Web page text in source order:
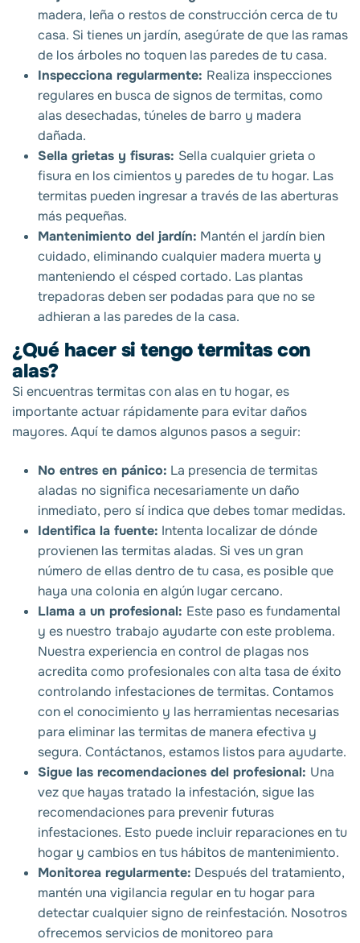
madera, leña o restos de construcción cerca de tu
casa. Si tienes un jardín, asegúrate de que las ramas
de los árboles no toquen las paredes de tu casa.
Inspecciona regularmente: Realiza inspecciones
regulares en busca de signos de termitas, como
alas desechadas, túneles de barro y madera
dañada.
Sella grietas y fisuras: Sella cualquier grieta o
fisura en los cimientos y paredes de tu hogar. Las
termitas pueden ingresar a través de las aberturas
más pequeñas.
Mantenimiento del jardín: Mantén el jardín bien
cuidado, eliminando cualquier madera muerta y
manteniendo el césped cortado. Las plantas
trepadoras deben ser podadas para que no se
adhieran a las paredes de la casa.
¿Qué hacer si tengo termitas con
alas?
Si encuentras termitas con alas en tu hogar, es
importante actuar rápidamente para evitar daños
mayores. Aquí te damos algunos pasos a seguir:
No entres en pánico: La presencia de termitas
aladas no significa necesariamente un daño
inmediato, pero sí indica que debes tomar medidas.
Identifica la fuente: Intenta localizar de dónde
provienen las termitas aladas. Si ves un gran
número de ellas dentro de tu casa, es posible que
haya una colonia en algún lugar cercano.
Llama a un profesional: Este paso es fundamental
y es nuestro trabajo ayudarte con este problema.
Nuestra experiencia en control de plagas nos
acredita como profesionales con alta tasa de éxito
controlando infestaciones de termitas. Contamos
con el conocimiento y las herramientas necesarias
para eliminar las termitas de manera efectiva y
segura. Contáctanos, estamos listos para ayudarte.
Sigue las recomendaciones del profesional: Una
vez que hayas tratado la infestación, sigue las
recomendaciones para prevenir futuras
infestaciones. Esto puede incluir reparaciones en tu
hogar y cambios en tus hábitos de mantenimiento.
Monitorea regularmente: Después del tratamiento,
mantén una vigilancia regular en tu hogar para
detectar cualquier signo de reinfestación. Nosotros
ofrecemos servicios de monitoreo para